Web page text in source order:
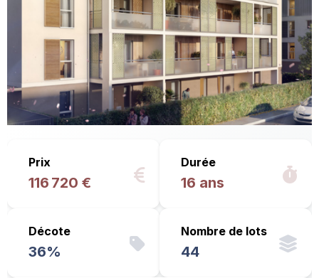
Prix
116 720 €
Durée
16 ans
Décote
36%
Nombre de lots
44